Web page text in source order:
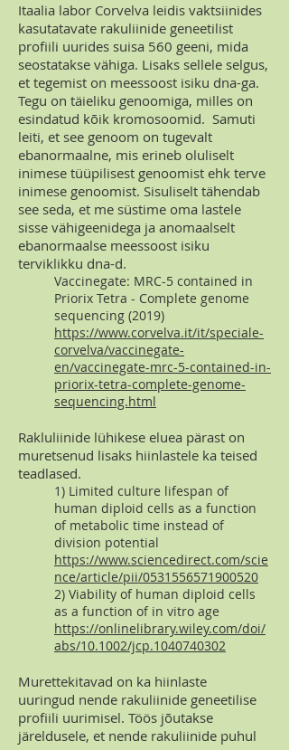
Itaalia labor Corvelva leidis vaktsiinides
kasutatavate rakuliinide geneetilist
profiili uurides suisa 560 geeni, mida
seostatakse vähiga. Lisaks sellele selgus,
et tegemist on meessoost isiku dna-ga.
Tegu on täieliku genoomiga, milles on
esindatud kõik kromosoomid. Samuti
leiti, et see genoom on tugevalt
ebanormaalne, mis erineb oluliselt
inimese tüüpilisest genoomist ehk terve
inimese genoomist. Sisuliselt tähendab
see seda, et me süstime oma lastele
sisse vähigeenidega ja anomaalselt
ebanormaalse meessoost isiku
terviklikku dna-d.
Vaccinegate: MRC-5 contained in
Priorix Tetra - Complete genome
sequencing (2019)
https://www.corvelva.it/it/speciale-
corvelva/vaccinegate-
en/vaccinegate-mrc-5-contained-in-
priorix-tetra-complete-genome-
sequencing.html
Rakluliinide lühikese eluea pärast on
muretsenud lisaks hiinlastele ka teised
teadlased.
1) Limited culture lifespan of
human diploid cells as a function
of metabolic time instead of
division potential
https://www.sciencedirect.com/scie
nce/article/pii/0531556571900520
2) Viability of human diploid cells
as a function of in vitro age
https://onlinelibrary.wiley.com/doi/
abs/10.1002/jcp.1040740302
Murettekitavad on ka hiinlaste
uuringud nende rakuliinide geneetilise
profiili uurimisel. Töös jõutakse
järeldusele, et nende rakuliinide puhul